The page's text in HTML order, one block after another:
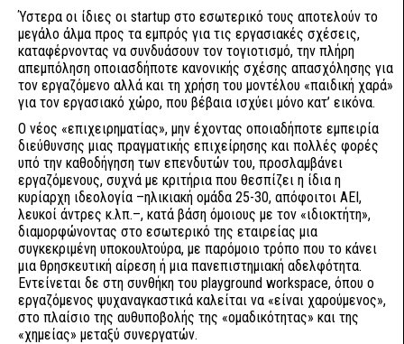
Ύστερα οι ίδιες οι startup στο εσωτερικό τους αποτελούν το
μεγάλο άλμα προς τα εμπρός για τις εργασιακές σχέσεις,
καταφέρνοντας να συνδυάσουν τον τογιοτισμό, την πλήρη
απεμπόληση οποιασδήποτε κανονικής σχέσης απασχόλησης για
τον εργαζόμενο αλλά και τη χρήση του μοντέλου «παιδική χαρά»
για τον εργασιακό χώρο, που βέβαια ισχύει μόνο κατ’ εικόνα.
Ο νέος «επιχειρηματίας», μην έχοντας οποιαδήποτε εμπειρία
διεύθυνσης μιας πραγματικής επιχείρησης και πολλές φορές
υπό την καθοδήγηση των επενδυτών του, προσλαμβάνει
εργαζόμενους, συχνά με κριτήρια που θεσπίζει η ίδια η
κυρίαρχη ιδεολογία –ηλικιακή ομάδα 25-30, απόφοιτοι ΑΕΙ,
λευκοί άντρες κ.λπ.–, κατά βάση όμοιους με τον «ιδιοκτήτη»,
διαμορφώνοντας στο εσωτερικό της εταιρείας μια
συγκεκριμένη υποκουλτούρα, με παρόμοιο τρόπο που το κάνει
μια θρησκευτική αίρεση ή μια πανεπιστημιακή αδελφότητα.
Εντείνεται δε στη συνθήκη του playground workspace, όπου ο
εργαζόμενος ψυχαναγκαστικά καλείται να «είναι χαρούμενος»,
στο πλαίσιο της αυθυποβολής της «ομαδικότητας» και της
«χημείας» μεταξύ συνεργατών.